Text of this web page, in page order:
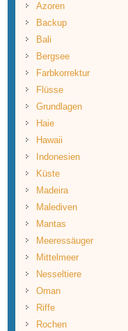
Azoren
Backup
Bali
Bergsee
Farbkorrektur
Flüsse
Grundlagen
Haie
Hawaii
Indonesien
Küste
Madeira
Malediven
Mantas
Meeressäuger
Mittelmeer
Nesseltiere
Oman
Riffe
Rochen